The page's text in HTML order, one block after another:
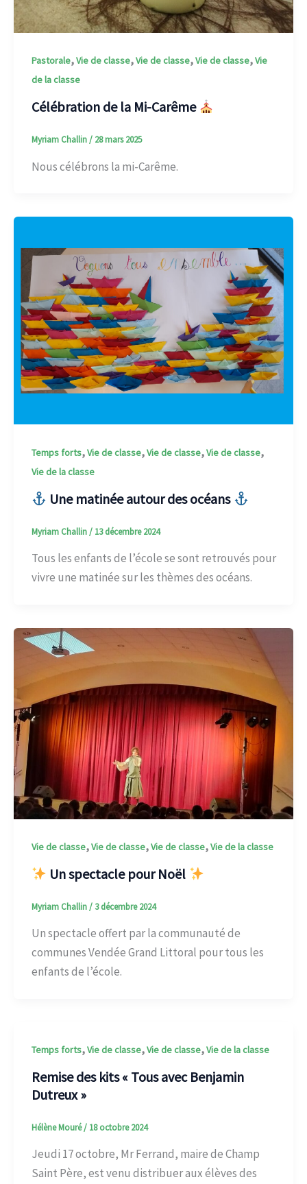
Pastorale,Vie de classe,Vie de classe,Vie de classe,Vie
de la classe
Célébration de la Mi-Carême
Myriam Challin/ 28 mars 2025
Nous célébrons la mi-Carême.
Temps forts,Vie de classe,Vie de classe,Vie de classe,
Vie de la classe
Une matinée autour des océans
Myriam Challin/ 13 décembre 2024
Tous les enfants de l’école se sont retrouvés pour
vivre une matinée sur les thèmes des océans.
Vie de classe,Vie de classe,Vie de classe,Vie de la classe
Un spectacle pour Noël
Myriam Challin/ 3 décembre 2024
Un spectacle offert par la communauté de
communes Vendée Grand Littoral pour tous les
enfants de l’école.
Temps forts,Vie de classe,Vie de classe,Vie de la classe
Remise des kits « Tous avec Benjamin
Dutreux »
Hélène Mouré/ 18 octobre 2024
Jeudi 17 octobre, Mr Ferrand, maire de Champ
Saint Père, est venu distribuer aux élèves des